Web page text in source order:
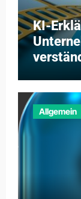
KI-
Allgemein